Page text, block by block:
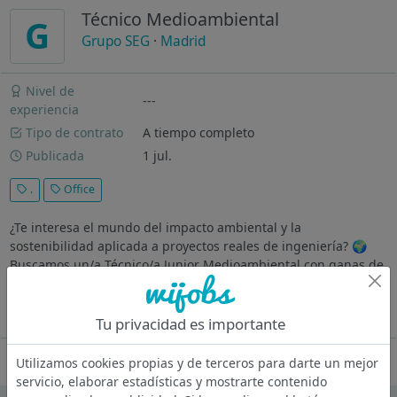
G Técnico Medioambiental
Grupo SEG · Madrid
Nivel de
experiencia
---
Tipo de contrato
A tiempo completo
Publicada
1 jul.
. Office
¿Te interesa el mundo del impacto ambiental y la
sostenibilidad aplicada a proyectos reales de ingeniería? 🌍
Buscamos un/a Técnico/a Junior Medioambiental con ganas de
aprender y desarrollarse en el ámbito de la evaluación
Oferta desactivada
Tu privacidad es importante
Utilizamos cookies propias y de terceros para darte un mejor
servicio, elaborar estadísticas y mostrarte contenido